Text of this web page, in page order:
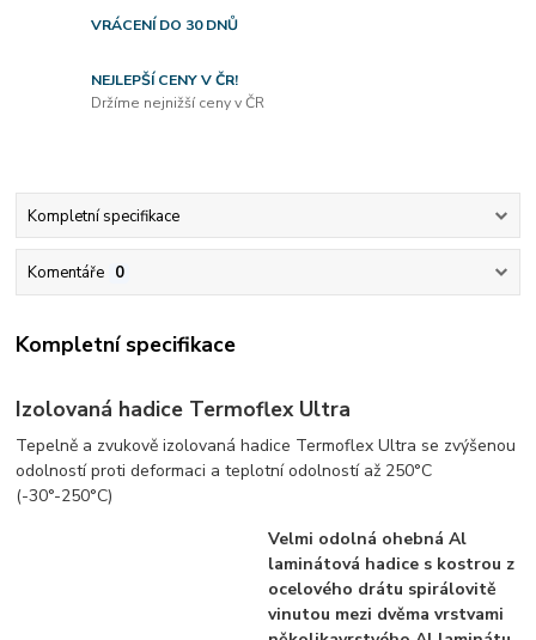
VRÁCENÍ DO 30 DNŮ
NEJLEPŠÍ CENY V ČR!
Držíme nejnižší ceny v ČR
Kompletní specifikace
Komentáře 0
Kompletní specifikace
Izolovaná hadice Termoflex Ultra
Tepelně a zvukově izolovaná hadice Termoflex Ultra se zvýšenou
odolností proti deformaci a teplotní odolností až 250°C
(-30°-250°C)
Velmi odolná ohebná Al
laminátová hadice s kostrou z
ocelového drátu spirálovitě
vinutou mezi dvěma vrstvami